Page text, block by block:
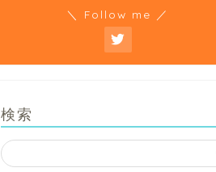
＼ Follow me ／
検索